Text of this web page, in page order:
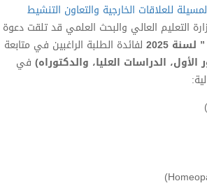
للعلاقات الخارجية والتعاون التنشيط
التعليم العالي والبحث العلمي قد تلقت دعوة
” لسنة 2025
لفائدة الطلبة الراغبين في متابعة
الأول، الدراسات العليا، والدكتوراه) في